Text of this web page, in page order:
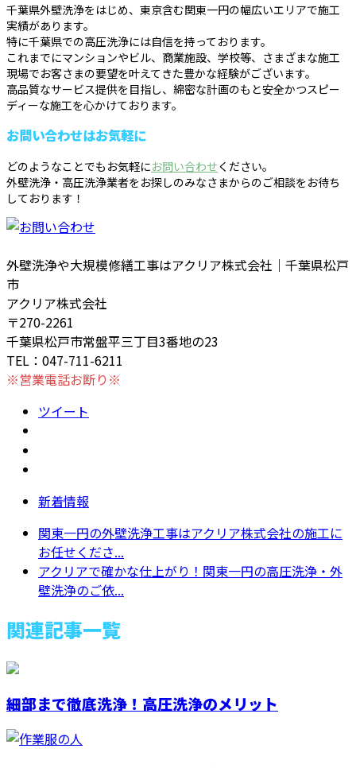
千葉県外壁洗浄をはじめ、東京含む関東一円の幅広いエリアで施工
実績があります。
特に千葉県での高圧洗浄には自信を持っております。
これまでにマンションやビル、商業施設、学校等、さまざまな施工
現場でお客さまの要望を叶えてきた豊かな経験がございます。
高品質なサービス提供を目指し、綿密な計画のもと安全かつスピー
ディーな施工を心かけております。
お問い合わせはお気軽に
どのようなことでもお気軽にお問い合わせ ください。
外壁洗浄・高圧洗浄業者をお探しのみなさまからのご相談をお待ち
しております！
外壁洗浄や大規模修繕工事はアクリア株式会社｜千葉県松戸
市
アクリア株式会社
〒270-2261
千葉県松戸市常盤平三丁目3番地の23
TEL：047-711-6211
※営業電話お断り※
ツイート
新着情報
関東一円の外壁洗浄工事はアクリア株式会社の施工に
お任せくださ...
アクリアで確かな仕上がり！関東一円の高圧洗浄・外
壁洗浄のご依...
関連記事一覧
細部まで徹底洗浄！高圧洗浄のメリット